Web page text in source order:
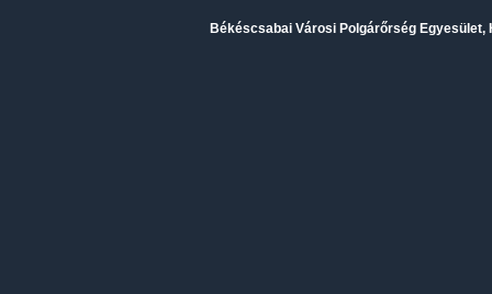
Békéscsabai Városi Polgárőrség Egyesület,